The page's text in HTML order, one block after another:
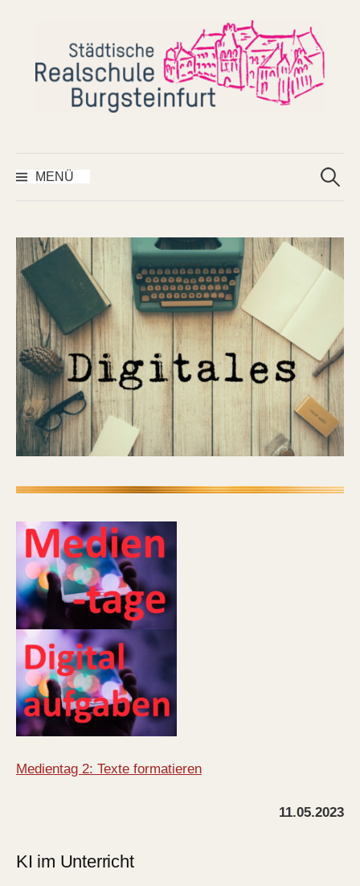
MENÜ
nach:
Medientag 2: Texte formatieren
11.05.2023
KI im Unterricht